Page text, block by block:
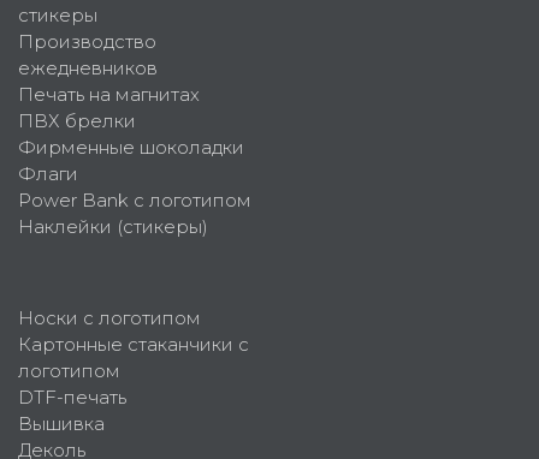
стикеры
Производство
ежедневников
Печать на магнитах
ПВХ брелки
Фирменные шоколадки
Флаги
Power Bank с логотипом
Наклейки (стикеры)
Носки с логотипом
Картонные стаканчики с
логотипом
DTF-печать
Вышивка
Деколь